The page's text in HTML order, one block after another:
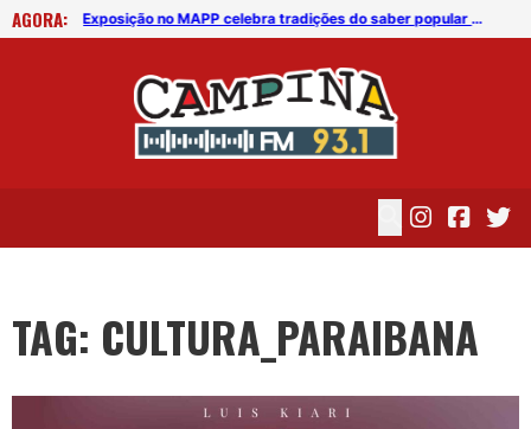
AGORA: Exposição no MAPP celebra tradições do saber popular da Paraíba FICG abre inscrições para o envio de propostas
TAG: CULTURA_PARAIBANA